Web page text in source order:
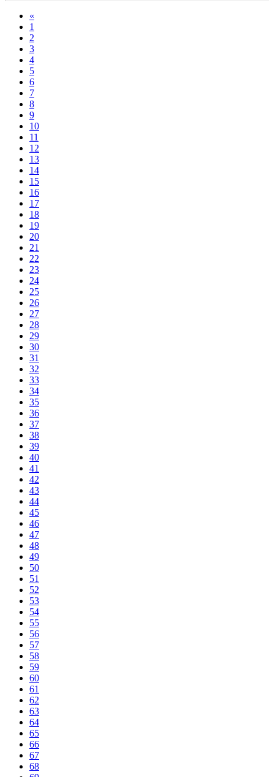
«
1
2
3
4
5
6
7
8
9
10
11
12
13
14
15
16
17
18
19
20
21
22
23
24
25
26
27
28
29
30
31
32
33
34
35
36
37
38
39
40
41
42
43
44
45
46
47
48
49
50
51
52
53
54
55
56
57
58
59
60
61
62
63
64
65
66
67
68